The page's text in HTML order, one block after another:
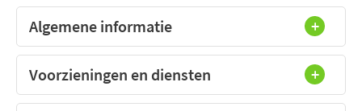
Algemene informatie
Voorzieningen en diensten